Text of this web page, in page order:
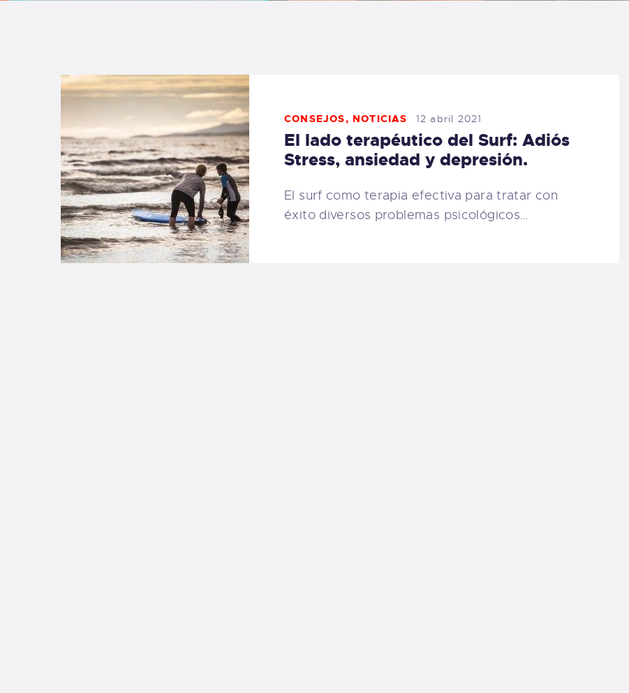
CARRITO
TIENDA FAMILY
SURFERS
CONSEJOS, NOTICIAS 12 abril 2021
El lado terapéutico del Surf: Adiós
Stress, ansiedad y depresión.
El surf como terapia efectiva para tratar con
éxito diversos problemas psicológicos…